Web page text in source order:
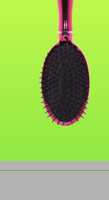
Сумочка для ланч-бокса
Farres №BDH 001 двух
слойная Мультяшные
животные